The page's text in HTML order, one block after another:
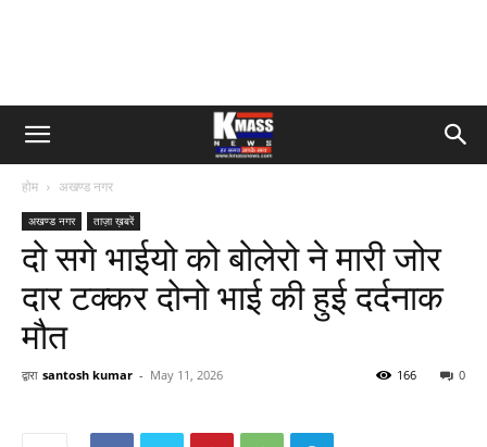
होम अखण्ड नगर
अखण्ड नगर ताज़ा ख़बरें
दो सगे भाईयो को बोलेरो ने मारी जोर
दार टक्कर दोनो भाई की हुई दर्दनाक
मौत
द्वारा santosh kumar - May 11, 2026 0
166